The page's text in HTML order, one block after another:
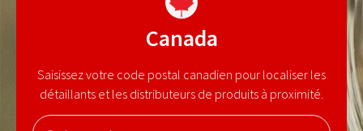
Canada
Saisissez votre code postal canadien pour localiser les
détaillants et les distributeurs de produits à proximité.